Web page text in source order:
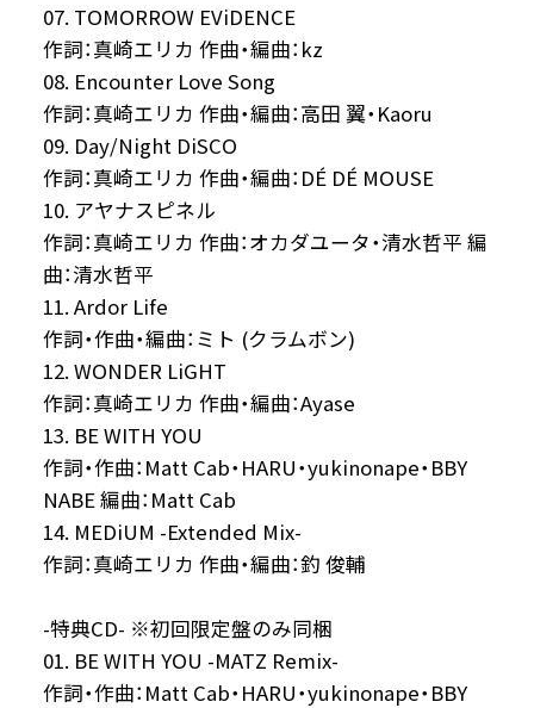
07. TOMORROW EViDENCE
作詞：真崎エリカ 作曲・編曲：kz
08. Encounter Love Song
作詞：真崎エリカ 作曲・編曲：高田 翼・Kaoru
09. Day/Night DiSCO
作詞：真崎エリカ 作曲・編曲：DÉ DÉ MOUSE
10. アヤナスピネル
作詞：真崎エリカ 作曲：オカダユータ・清水哲平 編
曲：清水哲平
11. Ardor Life
作詞・作曲・編曲：ミト (クラムボン)
12. WONDER LiGHT
作詞：真崎エリカ 作曲・編曲：Ayase
13. BE WITH YOU
作詞・作曲：Matt Cab・HARU・yukinonape・BBY
NABE 編曲：Matt Cab
14. MEDiUM -Extended Mix-
作詞：真崎エリカ 作曲・編曲：釣 俊輔
-特典CD- ※初回限定盤のみ同梱
01. BE WITH YOU -MATZ Remix-
作詞・作曲：Matt Cab・HARU・yukinonape・BBY